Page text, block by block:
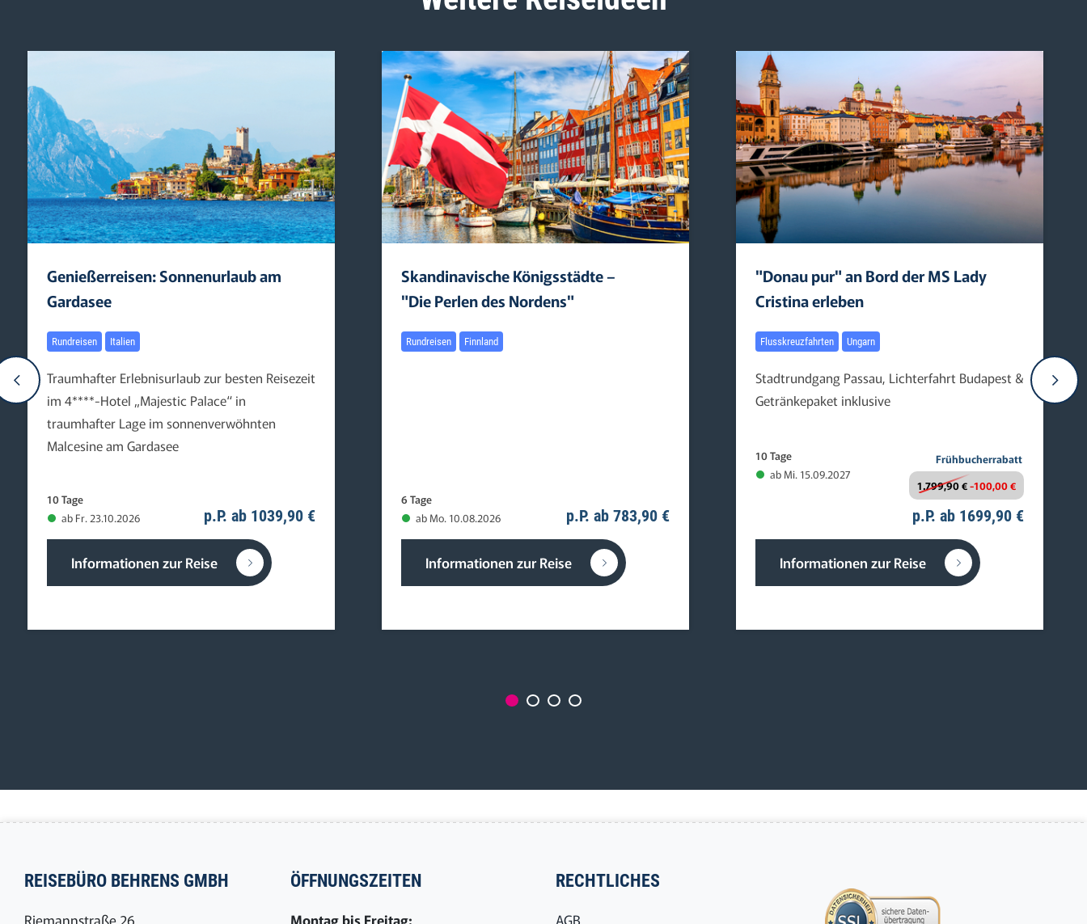
Genießerreisen: Sonnenurlaub am
Gardasee
Rundreisen Italien
Traumhafter Erlebnisurlaub zur besten Reisezeit
im 4****-Hotel „Majestic Palace“ in
traumhafter Lage im sonnenverwöhnten
Malcesine am Gardasee
10 Tage
ab Fr. 23.10.2026
p.P. ab 1039,90 €
Informationen zur Reise
Skandinavische Königsstädte –
"Die Perlen des Nordens"
Rundreisen Finnland
6 Tage
ab Mo. 10.08.2026
p.P. ab 783,90 €
Informationen zur Reise
"Donau pur" an Bord der MS Lady
Cristina erleben
Flusskreuzfahrten Ungarn
Stadtrundgang Passau, Lichterfahrt Budapest &
Getränkepaket inklusive
10 Tage
ab Mi. 15.09.2027
Frühbucherrabatt
1.799,90 €-100,00 €
p.P. ab 1699,90 €
Informationen zur Reise
REISEBÜRO BEHRENS GMBH
Riemannstraße 26
ÖFFNUNGSZEITEN
Montag bis Freitag:
RECHTLICHES
AGB